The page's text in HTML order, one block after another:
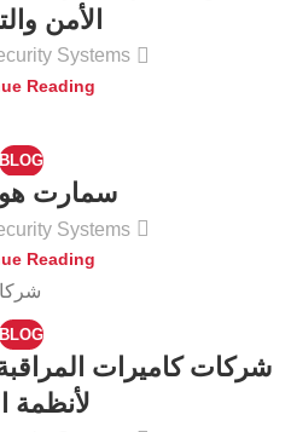
الأمن
Systems
Reading
BLOG
سمارت
Systems
Reading
BLOG
شركات كاميرات
لأنظمة